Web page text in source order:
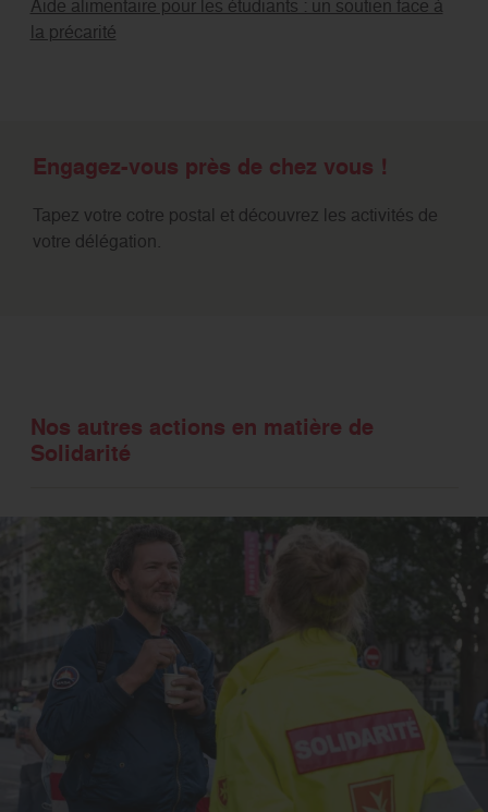
Aide alimentaire pour les étudiants : un soutien face à
la précarité
Engagez-vous près de chez vous !
Tapez votre cotre postal et découvrez les activités de
votre délégation.
Nos autres actions en matière de
Solidarité